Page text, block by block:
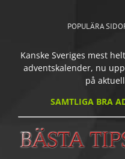
POPULÄRA
Kanske Sveriges mest
adventskalender, nu
på
SAMTLIGA BRA